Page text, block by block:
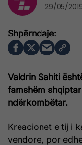
Valdrin Sahiti
famshëm
ndërkombëtar.
Kreacionet e tij i
vendore, por
29/05/2019